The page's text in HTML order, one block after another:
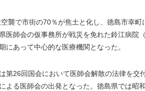
襲で市街の70％が焦土と化し、徳島市幸
医師会の仮事務所が戦災を免れた鈴江病院
にあって中心的な医療機関となった。
26回国会において医師会解散の法律を交
よる医師会の出発となった。徳島県では